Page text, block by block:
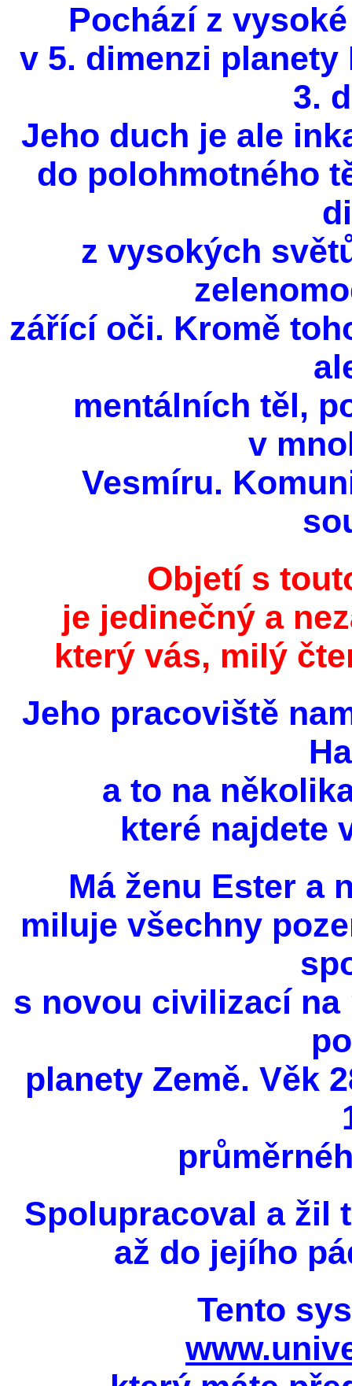
Pochází z
v 5. dimenzi planety
3.
Jeho duch je ale
do polohmotného
z vysokých
zářící oči. Kromě
mentálních těl,
v
Vesmíru.
Objetí s
je jedinečný a
který vás, milý
Jeho pracoviště
a to na
které najdete
Má ženu Ester a
miluje všechny
s novou civilizací na
planety Země. Věk
Spolupracoval a žil
až do jejího
Tento